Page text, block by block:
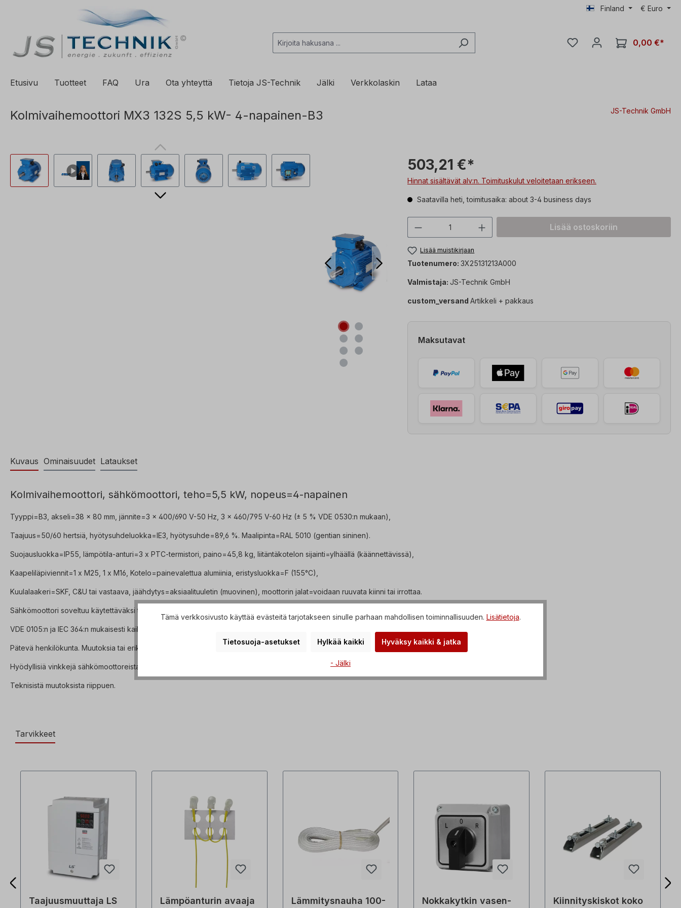
Siirry päänavigointiin Finland € Euro
0,00 €*
Etusivu Tuotteet FAQ Ura Ota yhteyttä Tietoja JS-Technik Jälki Verkkolaskin Lataa
Kolmivaihemoottori MX3 132S 5,5 kW- 4-napainen-B3 JS-Technik GmbH
503,21 €*
Hinnat sisältävät alv:n. Toimituskulut veloitetaan erikseen.
Saatavilla heti, toimitusaika: about 3-4 business days
Tuotteen määrä: Syötä haluttu arvo tai käytä
Lisää ostoskoriin
Lisää muistikirjaan
Tuotenumero: 3X25131213A000
Valmistaja: JS-Technik GmbH
custom_versand Artikkeli + pakkaus
Maksutavat
Kuvaus Ominaisuudet Lataukset
Kolmivaihemoottori, sähkömoottori, teho=5,5 kW, nopeus=4-napainen
Tyyppi=B3, akseli=38 x 80 mm, jännite=3 x 400/690 V-50 Hz, 3 x 460/795 V-60 Hz (± 5 % VDE 0530:n mukaan),
Taajuus=50/60 hertsiä, hyötysuhdeluokka=IE3, hyötysuhde=89,6 %. Maalipinta=RAL 5010 (gentian sininen).
Suojausluokka=IP55, lämpötila-anturi=3 x PTC-termistori, paino=45,8 kg, liitäntäkotelon sijainti=ylhäällä (käännettävissä),
Kaapeliläpiviennit=1 x M25, 1 x M16, Kotelo=painevalettua alumiinia, eristysluokka=F (155°C),
Kuulalaakeri=SKF, C&U tai vastaava, jäähdytys=aksiaalituuletin (muovinen), moottorin jalat=voidaan ruuvata kiinni tai irrottaa.
Sähkömoottori soveltuu käytettäväksi taajuusmuuttajien kanssa ja molempiin pyörimissuuntiin.
VDE 0105:n ja IEC 364:n mukaisesti kaikki sähkökäyttöön kohdistuvat työt saa suorittaa vain pätevä henkilökunta
Pätevä henkilökunta. Muutoksia tai erikoismalleja varten lähetä meille tiedustelu.
Hyödyllisiä vinkkejä sähkömoottoreista löydät . Kaikki tuotekuvat ovat ei-sitovia esimerkkejä!
Teknisistä muutoksista riippuen.
Tarvikkeet
Taajuusmuuttaja LS
Lämpöanturin avaaja
Lämmitysnauha 100-
Nokkakytkin vasen-
Kiinnityskiskot koko
Tämä verkkosivusto käyttää evästeitä tarjotakseen sinulle parhaan mahdollisen toiminnallisuuden. Lisätietoja.
Tietosuoja-asetukset Hylkää kaikki Hyväksy kaikki & jatka
- Jälki